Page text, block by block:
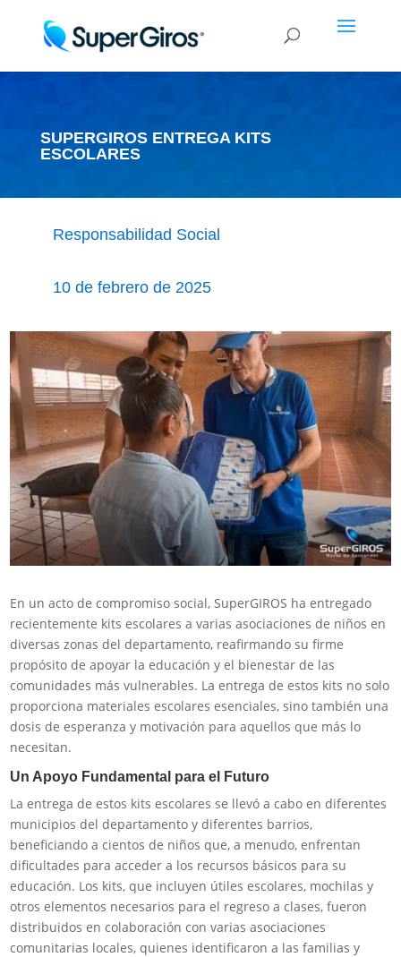
SUPERGIROS ENTREGA KITS
ESCOLARES
Responsabilidad Social
10 de febrero de 2025
En un acto de compromiso social, SuperGIROS ha entregado
recientemente kits escolares a varias asociaciones de niños en
diversas zonas del departamento, reafirmando su firme
propósito de apoyar la educación y el bienestar de las
comunidades más vulnerables. La entrega de estos kits no solo
proporciona materiales escolares esenciales, sino también una
dosis de esperanza y motivación para aquellos que más lo
necesitan.
Un Apoyo Fundamental para el Futuro
La entrega de estos kits escolares se llevó a cabo en diferentes
municipios del departamento y diferentes barrios,
beneficiando a cientos de niños que, a menudo, enfrentan
dificultades para acceder a los recursos básicos para su
educación. Los kits, que incluyen útiles escolares, mochilas y
otros elementos necesarios para el regreso a clases, fueron
distribuidos en colaboración con varias asociaciones
comunitarias locales, quienes identificaron a las familias y